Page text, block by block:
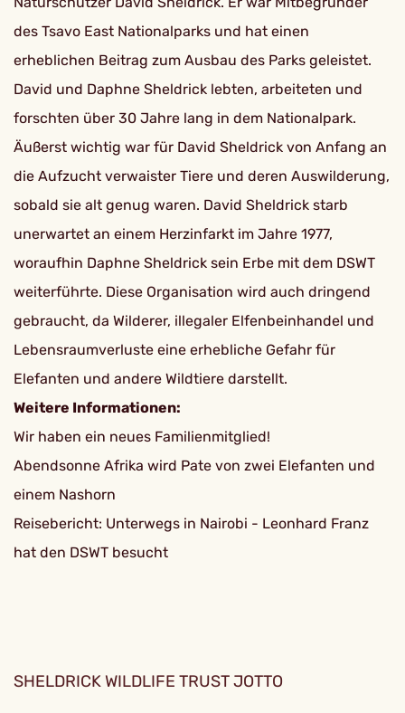
des Tsavo East Nationalparks und hat einen
erheblichen Beitrag zum Ausbau des Parks geleistet.
David und Daphne Sheldrick lebten, arbeiteten und
forschten über 30 Jahre lang in dem Nationalpark.
Äußerst wichtig war für David Sheldrick von Anfang an
die Aufzucht verwaister Tiere und deren Auswilderung,
sobald sie alt genug waren. David Sheldrick starb
unerwartet an einem Herzinfarkt im Jahre 1977,
woraufhin Daphne Sheldrick sein Erbe mit dem DSWT
weiterführte. Diese Organisation wird auch dringend
gebraucht, da Wilderer, illegaler Elfenbeinhandel und
Lebensraumverluste eine erhebliche Gefahr für
Elefanten und andere Wildtiere darstellt.
Weitere Informationen:
Wir haben ein neues Familienmitglied!
Abendsonne Afrika wird Pate von zwei Elefanten und
einem Nashorn
Reisebericht: Unterwegs in Nairobi - Leonhard Franz
hat den DSWT besucht
SHELDRICK WILDLIFE TRUST JOTTO